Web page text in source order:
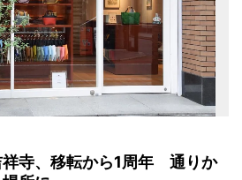
祥寺、移転から1周年 通りか